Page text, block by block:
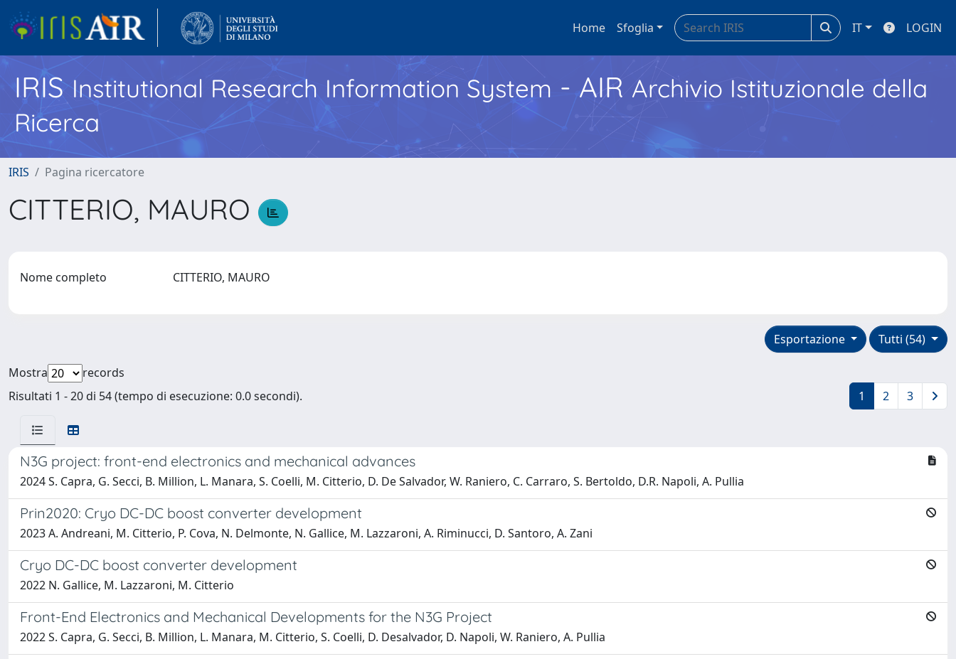
Home Sfoglia IT LOGIN
IRISInstitutional Research Information System - AIR Archivio Istituzionale della
Ricerca
IRIS Pagina ricercatore
CITTERIO, MAURO
Nome completo CITTERIO, MAURO
Tutti (54)
Esportazione
Mostra
records
Risultati 1 - 20 di 54 (tempo di esecuzione: 0.0 secondi).
1 2 3
N3G project: front-end electronics and mechanical advances
2024 S. Capra, G. Secci, B. Million, L. Manara, S. Coelli, M. Citterio, D. De Salvador, W. Raniero, C. Carraro, S. Bertoldo, D.R. Napoli, A. Pullia
Prin2020: Cryo DC-DC boost converter development
2023 A. Andreani, M. Citterio, P. Cova, N. Delmonte, N. Gallice, M. Lazzaroni, A. Riminucci, D. Santoro, A. Zani
Cryo DC-DC boost converter development
2022 N. Gallice, M. Lazzaroni, M. Citterio
Front-End Electronics and Mechanical Developments for the N3G Project
2022 S. Capra, G. Secci, B. Million, L. Manara, M. Citterio, S. Coelli, D. Desalvador, D. Napoli, W. Raniero, A. Pullia